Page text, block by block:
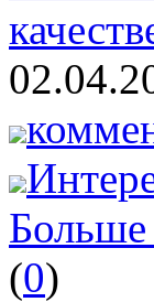
Больше
(0)